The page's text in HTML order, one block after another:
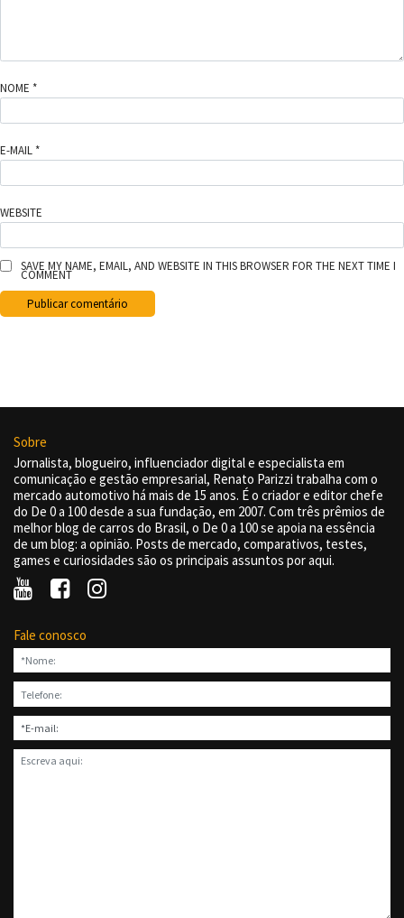
NOME *
E-MAIL *
WEBSITE
SAVE MY NAME, EMAIL, AND WEBSITE IN THIS BROWSER FOR THE NEXT TIME I
COMMENT
Sobre
Jornalista, blogueiro, influenciador digital e especialista em
comunicação e gestão empresarial, Renato Parizzi trabalha com o
mercado automotivo há mais de 15 anos. É o criador e editor chefe
do De 0 a 100 desde a sua fundação, em 2007. Com três prêmios de
melhor blog de carros do Brasil, o De 0 a 100 se apoia na essência
de um blog: a opinião. Posts de mercado, comparativos, testes,
games e curiosidades são os principais assuntos por aqui.
Fale conosco